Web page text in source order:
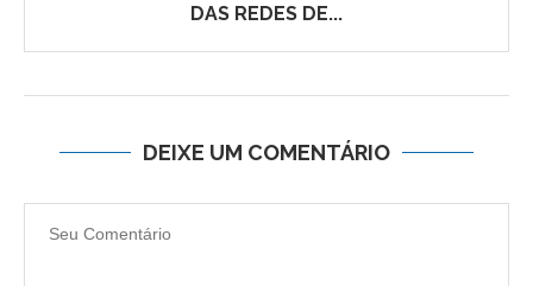
DAS REDES DE...
DEIXE UM COMENTÁRIO